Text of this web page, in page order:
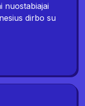
nuostabiajai
dirbo su